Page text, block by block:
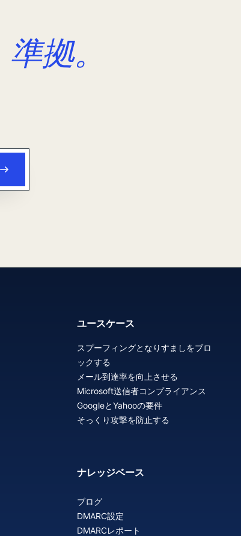
準拠。
ユースケース
スプーフィングとなりすましをブロ
ックする
メール到達率を向上させる
Microsoft送信者コンプライアンス
GoogleとYahooの要件
そっくり攻撃を防止する
ナレッジベース
ブログ
DMARC設定
DMARCレポート